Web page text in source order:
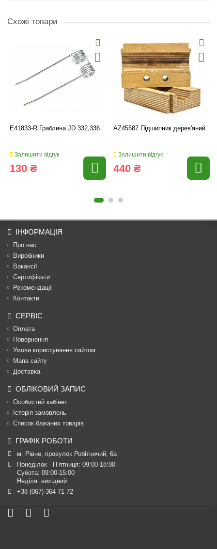
Схожі товари
E41833-R Граблина JD 332,336
Залишити відгук
130 ₴
AZ45587 Підшипник дерев'яний
Залишити відгук
440 ₴
ІНФОРМАЦІЯ
Про нас
Виробники
Вакансії
Сертифікати
Рекомендації
Контакти
СЕРВІС
Оплата
Повернення
Умови користування сайтом
Мапа сайту
Доставка
ОБЛІКОВИЙ ЗАПИС
Особистий кабінет
Історія замовлень
Список бажаних товарів
ГРАФІК РОБОТИ
м. Рівне, провулок Робітничий, 6а
Понеділок - П’ятниця: 09:00-18:00
Субота: 09:00-15:00
Неділя: вихідний
+38 (067) 364 71 72